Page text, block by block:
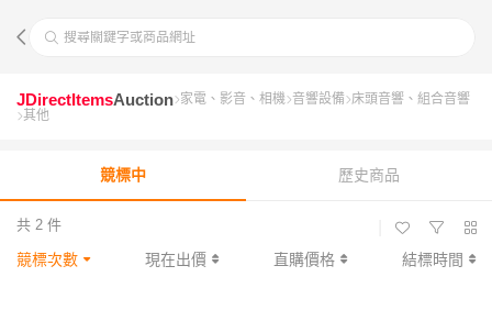
搜尋關鍵字或商品網址
JDirectItemsAuction 家電、影音、相機 音響設備 床頭音響、組合音響
其他
競標中 歷史商品
共 2 件
競標次數 現在出價 直購價格 結標時間